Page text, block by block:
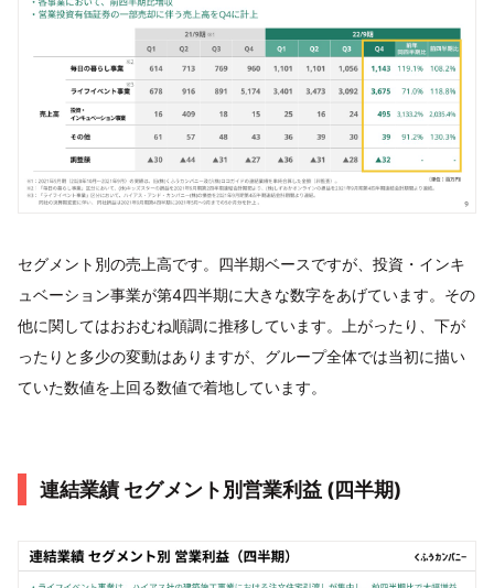
セグメント別の売上高です。四半期ベースですが、投資・インキ
ュベーション事業が第4四半期に大きな数字をあげています。その
他に関してはおおむね順調に推移しています。上がったり、下が
ったりと多少の変動はありますが、グループ全体では当初に描い
ていた数値を上回る数値で着地しています。
連結業績 セグメント別営業利益 (四半期)